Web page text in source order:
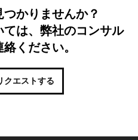
かりませんか？
は、弊社のコンサル
ください。
クエストする